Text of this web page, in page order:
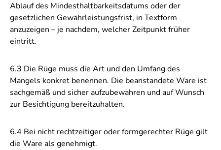
Ablauf des Mindesthaltbarkeitsdatums oder der
gesetzlichen Gewährleistungsfrist, in Textform
anzuzeigen – je nachdem, welcher Zeitpunkt früher
eintritt.
6.3 Die Rüge muss die Art und den Umfang des
Mangels konkret benennen. Die beanstandete Ware ist
sachgemäß und sicher aufzubewahren und auf Wunsch
zur Besichtigung bereitzuhalten.
6.4 Bei nicht rechtzeitiger oder formgerechter Rüge gilt
die Ware als genehmigt.